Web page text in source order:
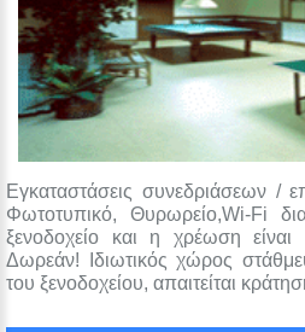
Εγκαταστάσεις συνεδριάσεων /
Φωτοτυπικό, Θυρωρείο,Wi-Fi
ξενοδοχείο και η χρέωση
Δωρεάν! Ιδιωτικός χώρος
του ξενοδοχείου, απαιτείται